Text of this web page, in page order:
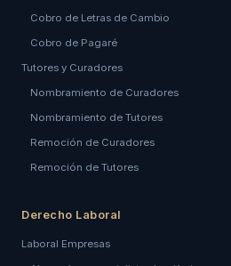
Cobro de Letras de Cambio
Cobro de Pagaré
Tutores y Curadores
Nombramiento de Curadores
Nombramiento de Tutores
Remoción de Curadores
Remoción de Tutores
Derecho Laboral
Laboral Empresas